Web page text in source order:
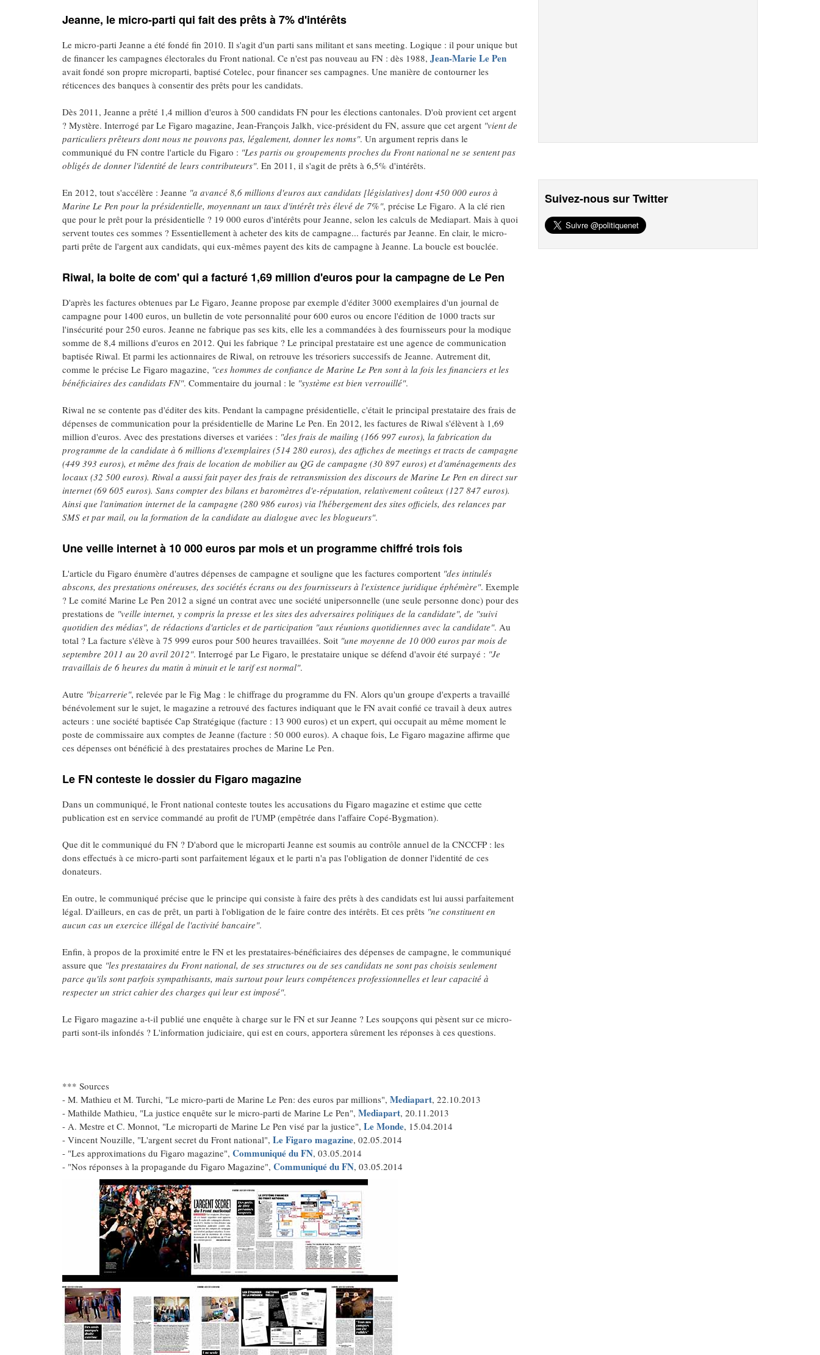
Jeanne, le micro-parti qui fait des prêts à 7% d'intérêts
Le micro-parti Jeanne a été fondé fin 2010. Il s'agit d'un parti sans militant et sans meeting. Logique : il pour unique but
de financer les campagnes électorales du Front national. Ce n'est pas nouveau au FN : dès 1988, Jean-Marie Le Pen
avait fondé son propre microparti, baptisé Cotelec, pour financer ses campagnes. Une manière de contourner les
réticences des banques à consentir des prêts pour les candidats.
Dès 2011, Jeanne a prêté 1,4 million d'euros à 500 candidats FN pour les élections cantonales. D'où provient cet argent
? Mystère. Interrogé par Le Figaro magazine, Jean-François Jalkh, vice-président du FN, assure que cet argent "vient de
particuliers prêteurs dont nous ne pouvons pas, légalement, donner les noms". Un argument repris dans le
communiqué du FN contre l'article du Figaro : "Les partis ou groupements proches du Front national ne se sentent pas
obligés de donner l'identité de leurs contributeurs". En 2011, il s'agit de prêts à 6,5% d'intérêts.
En 2012, tout s'accélère : Jeanne "a avancé 8,6 millions d'euros aux candidats [législatives] dont 450 000 euros à
Marine Le Pen pour la présidentielle, moyennant un taux d'intérêt très élevé de 7%", précise Le Figaro. A la clé rien
que pour le prêt pour la présidentielle ? 19 000 euros d'intérêts pour Jeanne, selon les calculs de Mediapart. Mais à quoi
servent toutes ces sommes ? Essentiellement à acheter des kits de campagne... facturés par Jeanne. En clair, le micro-
parti prête de l'argent aux candidats, qui eux-mêmes payent des kits de campagne à Jeanne. La boucle est bouclée.
Riwal, la boite de com' qui a facturé 1,69 million d'euros pour la campagne de Le Pen
D'après les factures obtenues par Le Figaro, Jeanne propose par exemple d'éditer 3000 exemplaires d'un journal de
campagne pour 1400 euros, un bulletin de vote personnalité pour 600 euros ou encore l'édition de 1000 tracts sur
l'insécurité pour 250 euros. Jeanne ne fabrique pas ses kits, elle les a commandées à des fournisseurs pour la modique
somme de 8,4 millions d'euros en 2012. Qui les fabrique ? Le principal prestataire est une agence de communication
baptisée Riwal. Et parmi les actionnaires de Riwal, on retrouve les trésoriers successifs de Jeanne. Autrement dit,
comme le précise Le Figaro magazine, "ces hommes de confiance de Marine Le Pen sont à la fois les financiers et les
bénéficiaires des candidats FN". Commentaire du journal : le "système est bien verrouillé".
Riwal ne se contente pas d'éditer des kits. Pendant la campagne présidentielle, c'était le principal prestataire des frais de
dépenses de communication pour la présidentielle de Marine Le Pen. En 2012, les factures de Riwal s'élèvent à 1,69
million d'euros. Avec des prestations diverses et variées : "des frais de mailing (166 997 euros), la fabrication du
programme de la candidate à 6 millions d'exemplaires (514 280 euros), des affiches de meetings et tracts de campagne
(449 393 euros), et même des frais de location de mobilier au QG de campagne (30 897 euros) et d'aménagements des
locaux (32 500 euros). Riwal a aussi fait payer des frais de retransmission des discours de Marine Le Pen en direct sur
internet (69 605 euros). Sans compter des bilans et baromètres d'e-réputation, relativement coûteux (127 847 euros).
Ainsi que l'animation internet de la campagne (280 986 euros) via l'hébergement des sites officiels, des relances par
SMS et par mail, ou la formation de la candidate au dialogue avec les blogueurs".
Une veille internet à 10 000 euros par mois et un programme chiffré trois fois
L'article du Figaro énumère d'autres dépenses de campagne et souligne que les factures comportent "des intitulés
abscons, des prestations onéreuses, des sociétés écrans ou des fournisseurs à l'existence juridique éphémère". Exemple
? Le comité Marine Le Pen 2012 a signé un contrat avec une société unipersonnelle (une seule personne donc) pour des
prestations de "veille internet, y compris la presse et les sites des adversaires politiques de la candidate", de "suivi
quotidien des médias", de rédactions d'articles et de participation "aux réunions quotidiennes avec la candidate". Au
total ? La facture s'élève à 75 999 euros pour 500 heures travaillées. Soit "une moyenne de 10 000 euros par mois de
septembre 2011 au 20 avril 2012". Interrogé par Le Figaro, le prestataire unique se défend d'avoir été surpayé : "Je
travaillais de 6 heures du matin à minuit et le tarif est normal".
Autre "bizarrerie", relevée par le Fig Mag : le chiffrage du programme du FN. Alors qu'un groupe d'experts a travaillé
bénévolement sur le sujet, le magazine a retrouvé des factures indiquant que le FN avait confié ce travail à deux autres
acteurs : une société baptisée Cap Stratégique (facture : 13 900 euros) et un expert, qui occupait au même moment le
poste de commissaire aux comptes de Jeanne (facture : 50 000 euros). A chaque fois, Le Figaro magazine affirme que
ces dépenses ont bénéficié à des prestataires proches de Marine Le Pen.
Le FN conteste le dossier du Figaro magazine
Dans un communiqué, le Front national conteste toutes les accusations du Figaro magazine et estime que cette
publication est en service commandé au profit de l'UMP (empêtrée dans l'affaire Copé-Bygmation).
Que dit le communiqué du FN ? D'abord que le microparti Jeanne est soumis au contrôle annuel de la CNCCFP : les
dons effectués à ce micro-parti sont parfaitement légaux et le parti n'a pas l'obligation de donner l'identité de ces
donateurs.
En outre, le communiqué précise que le principe qui consiste à faire des prêts à des candidats est lui aussi parfaitement
légal. D'ailleurs, en cas de prêt, un parti à l'obligation de le faire contre des intérêts. Et ces prêts "ne constituent en
aucun cas un exercice illégal de l'activité bancaire".
Enfin, à propos de la proximité entre le FN et les prestataires-bénéficiaires des dépenses de campagne, le communiqué
assure que "les prestataires du Front national, de ses structures ou de ses candidats ne sont pas choisis seulement
parce qu'ils sont parfois sympathisants, mais surtout pour leurs compétences professionnelles et leur capacité à
respecter un strict cahier des charges qui leur est imposé".
Le Figaro magazine a-t-il publié une enquête à charge sur le FN et sur Jeanne ? Les soupçons qui pèsent sur ce micro-
parti sont-ils infondés ? L'information judiciaire, qui est en cours, apportera sûrement les réponses à ces questions.
*** Sources
- M. Mathieu et M. Turchi, "Le micro-parti de Marine Le Pen: des euros par millions", Mediapart, 22.10.2013
- Mathilde Mathieu, "La justice enquête sur le micro-parti de Marine Le Pen", Mediapart, 20.11.2013
- A. Mestre et C. Monnot, "Le microparti de Marine Le Pen visé par la justice", Le Monde, 15.04.2014
- Vincent Nouzille, "L'argent secret du Front national", Le Figaro magazine, 02.05.2014
- "Les approximations du Figaro magazine", Communiqué du FN, 03.05.2014
- "Nos réponses à la propagande du Figaro Magazine", Communiqué du FN, 03.05.2014
Suivez-nous sur Twitter